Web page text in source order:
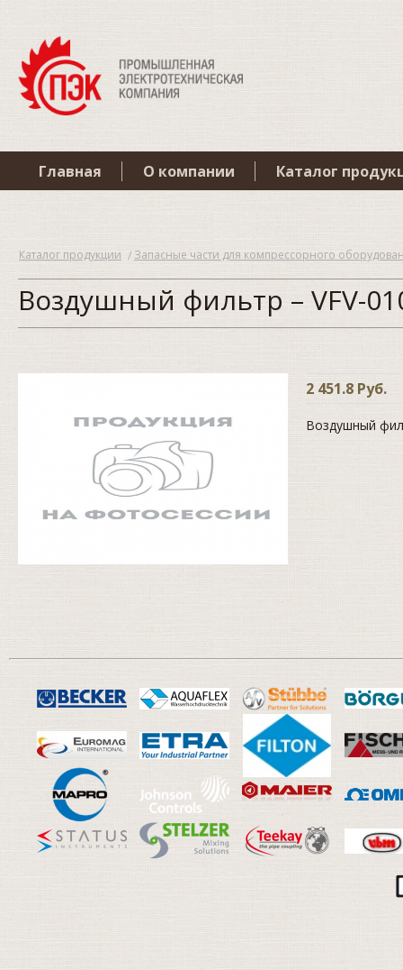
Главная О компании Каталог
Каталог продукции Запасные части для компрессорного
Воздушный фильтр – VFV-
2 451.8 Руб.
Воздушный